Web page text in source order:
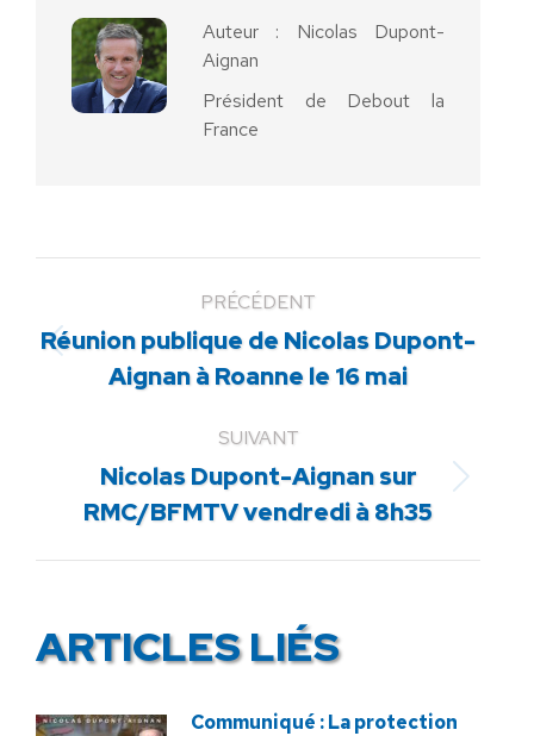
Auteur : Nicolas Dupont-
Aignan
Président de Debout la
France
PRÉCÉDENT
Article
précédent
Réunion publique de Nicolas Dupont-
Aignan à Roanne le 16 mai
SUIVANT
Article
suivant
Nicolas Dupont-Aignan sur
RMC/BFMTV vendredi à 8h35
ARTICLES LIÉS
Communiqué : La protection